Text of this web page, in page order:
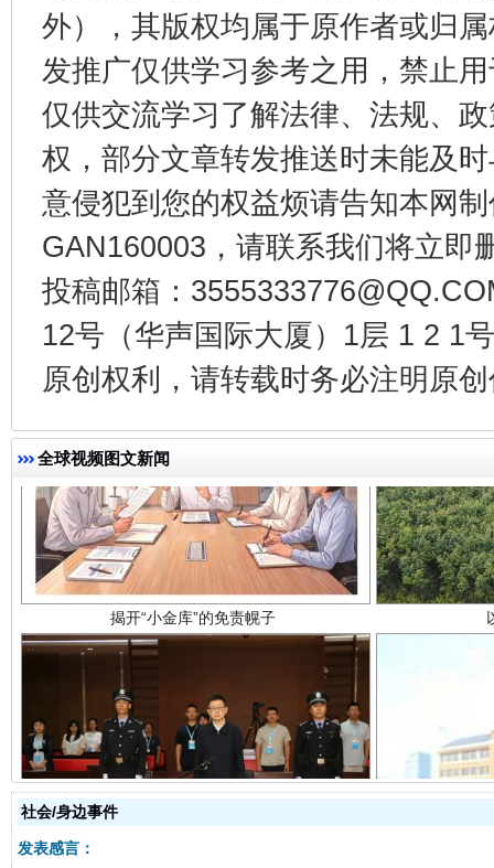
外），其版权均属于原作者或归
发推广仅供学习参考之用，禁止
仅供交流学习了解法律、法规、
权，部分文章转发推送时未能及
意侵犯到您的权益烦请告知本网
GAN160003，请联系我们将立即
投稿邮箱：
12号（华声国际大厦）1层 1 2 1
原创权利，请转载时务必注明原
全球视频图文新闻
千年窑火 生生不息
受贿1.44亿！段成刚被判无期 从幼
社会/身边事件
发表感言：